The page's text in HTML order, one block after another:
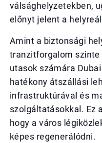
válsághelyzetekben,
előnyt jelent a
Amint a biztonsági
tranzitforgalom szinte
utasok számára
hatékony átszállási
infrastruktúrával és
szolgáltatásokkal. Ez
hogy a város
képes regenerálódni.